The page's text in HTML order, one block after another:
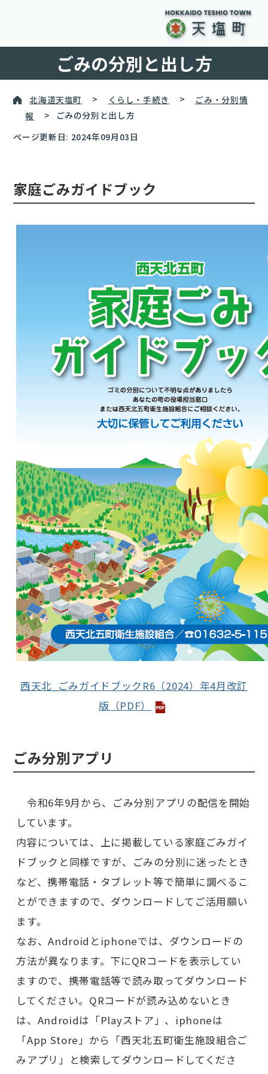
ごみの分別と出し方
北海道天塩町 > くらし・手続き >
ごみ・分別情
報
>
ごみの分別と出し方
ページ更新日: 2024年09月03日
家庭ごみガイドブック
西天北_ごみガイドブックR6（2024）年4月改訂
版（PDF）
ごみ分別アプリ
令和6年9月から、ごみ分別アプリの配信を開始
しています。
内容については、上に掲載している家庭ごみガイ
ドブックと同様ですが、ごみの分別に迷ったとき
など、携帯電話・タブレット等で簡単に調べるこ
とができますので、ダウンロードしてご活用願い
ます。
なお、Androidとiphoneでは、ダウンロードの
方法が異なります。下にQRコードを表示してい
ますので、携帯電話等で読み取ってダウンロード
してください。QRコードが読み込めないとき
は、Androidは「Playストア」、iphoneは
「App Store」から「西天北五町衛生施設組合ご
みアプリ」と検索してダウンロードしてくださ